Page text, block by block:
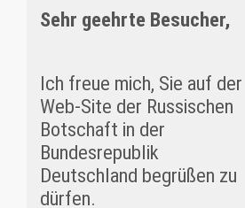
Sehr geehrte Besucher,
Ich freue mich, Sie auf der
Web-Site der Russischen
Botschaft in der
Bundesrepublik
Deutschland begrüßen zu
dürfen.